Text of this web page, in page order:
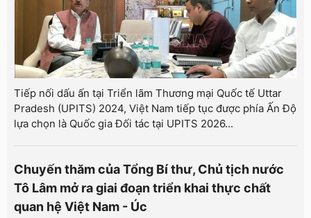
Tiếp nối dấu ấn tại Triển lãm Thương mại Quốc tế Uttar
Pradesh (UPITS) 2024, Việt Nam tiếp tục được phía Ấn Độ
lựa chọn là Quốc gia Đối tác tại UPITS 2026...
Chuyến thăm của Tổng Bí thư, Chủ tịch nước
Tô Lâm mở ra giai đoạn triển khai thực chất
quan hệ Việt Nam - Úc